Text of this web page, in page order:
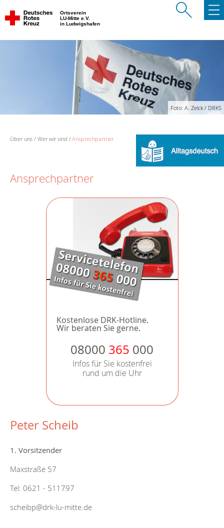
Ortsverein
LU-Mitte e.V.
in Ludwigshafen
Foto: A. Zelck / DRKS
Über uns Wer wir sind Ansprechpartner
Ansprechpartner
Kostenlose DRK-Hotline.
Wir beraten Sie gerne.
08000 365 000
Infos für Sie kostenfrei
rund um die Uhr
Peter Scheib
1. Vorsitzender
Maxstraße 57
Tel: 0621 - 511797
scheibp@drk-lu-mitte.de